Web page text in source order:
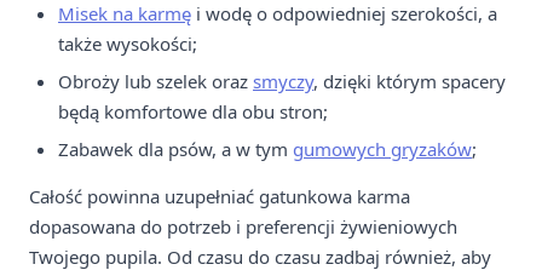
Misek na karmę i wodę o odpowiedniej szerokości, a
także wysokości;
Obroży lub szelek oraz smyczy, dzięki którym spacery
będą komfortowe dla obu stron;
Zabawek dla psów, a w tym gumowych gryzaków;
Całość powinna uzupełniać gatunkowa karma
dopasowana do potrzeb i preferencji żywieniowych
Twojego pupila. Od czasu do czasu zadbaj również, aby